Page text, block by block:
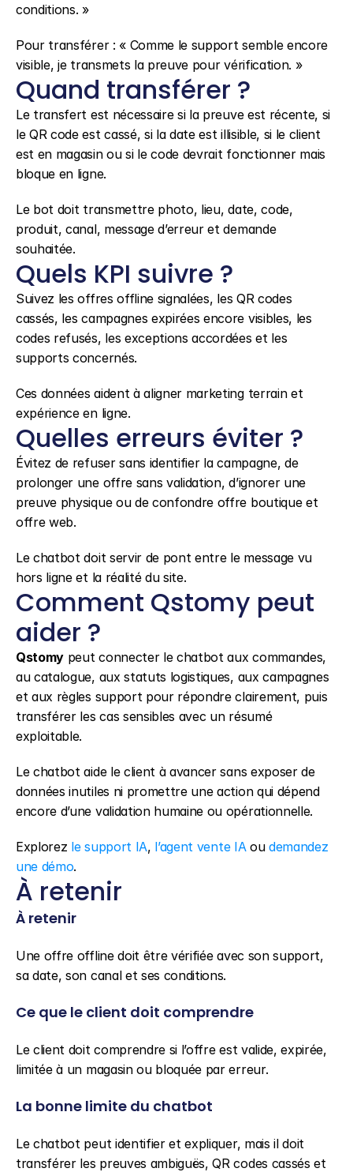
conditions. »
Pour transférer : « Comme le support semble encore
visible, je transmets la preuve pour vérification. »
Quand transférer ?
Le transfert est nécessaire si la preuve est récente, si
le QR code est cassé, si la date est illisible, si le client
est en magasin ou si le code devrait fonctionner mais
bloque en ligne.
Le bot doit transmettre photo, lieu, date, code,
produit, canal, message d’erreur et demande
souhaitée.
Quels KPI suivre ?
Suivez les offres offline signalées, les QR codes
cassés, les campagnes expirées encore visibles, les
codes refusés, les exceptions accordées et les
supports concernés.
Ces données aident à aligner marketing terrain et
expérience en ligne.
Quelles erreurs éviter ?
Évitez de refuser sans identifier la campagne, de
prolonger une offre sans validation, d’ignorer une
preuve physique ou de confondre offre boutique et
offre web.
Le chatbot doit servir de pont entre le message vu
hors ligne et la réalité du site.
Comment Qstomy peut
aider ?
Qstomy peut connecter le chatbot aux commandes,
au catalogue, aux statuts logistiques, aux campagnes
et aux règles support pour répondre clairement, puis
transférer les cas sensibles avec un résumé
exploitable.
Le chatbot aide le client à avancer sans exposer de
données inutiles ni promettre une action qui dépend
encore d’une validation humaine ou opérationnelle.
Explorez le support IA, l’agent vente IA ou demandez
une démo.
À retenir
À retenir
Une offre offline doit être vérifiée avec son support,
sa date, son canal et ses conditions.
Ce que le client doit comprendre
Le client doit comprendre si l’offre est valide, expirée,
limitée à un magasin ou bloquée par erreur.
La bonne limite du chatbot
Le chatbot peut identifier et expliquer, mais il doit
transférer les preuves ambiguës, QR codes cassés et